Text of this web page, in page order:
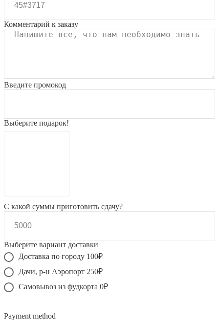
Комментарий к заказу
Введите промокод
Выберите подарок!
С какой суммы приготовить сдачу?
Выберите вариант доставки
Доставка по городу 100₽
Дачи, р-н Аэропорт 250₽
Самовывоз из фудкорта 0₽
Payment method